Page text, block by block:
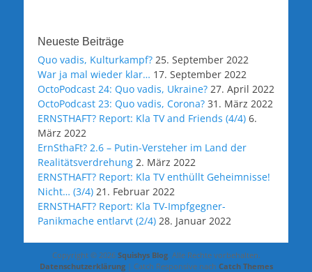
Neueste Beiträge
Quo vadis, Kulturkampf? 25. September 2022
War ja mal wieder klar… 17. September 2022
OctoPodcast 24: Quo vadis, Ukraine? 27. April 2022
OctoPodcast 23: Quo vadis, Corona? 31. März 2022
ERNSTHAFT? Report: Kla TV and Friends (4/4) 6.
März 2022
ErnSthaFt? 2.6 – Putin-Versteher im Land der
Realitätsverdrehung 2. März 2022
ERNSTHAFT? Report: Kla TV enthüllt Geheimnisse!
Nicht… (3/4) 21. Februar 2022
ERNSTHAFT? Report: Kla TV-Impfgegner-
Panikmache entlarvt (2/4) 28. Januar 2022
Copyright © 2026 Squishys Blog. Alle Rechte vorbehalten.
Datenschutzerklärung| Catch Responsive nach Catch Themes